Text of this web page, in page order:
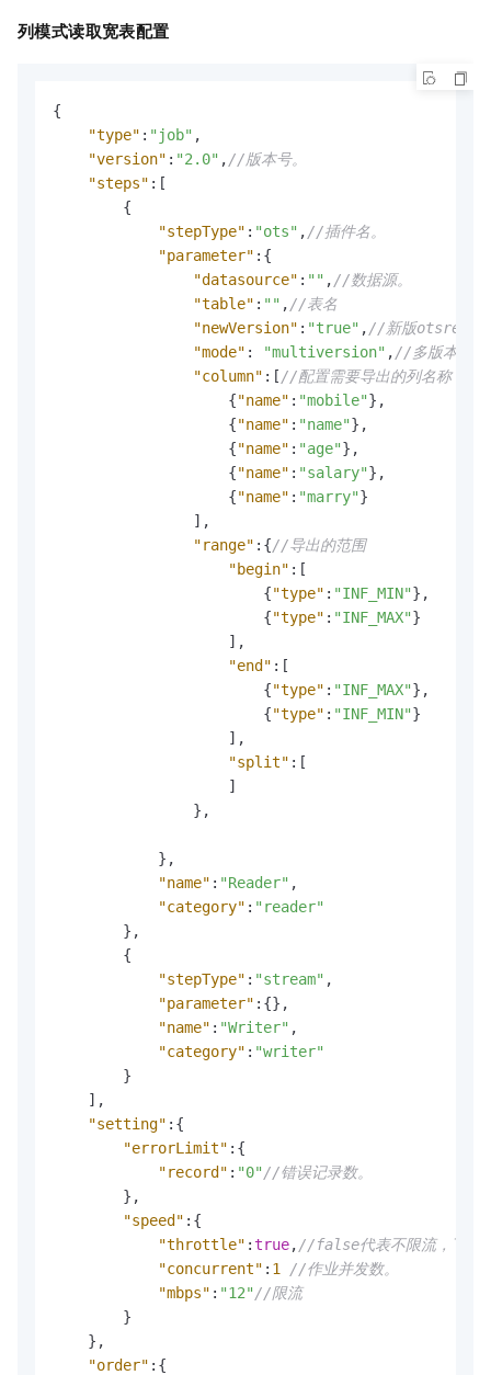
列模式读取宽表配置
{
"type" : "job" ,
"version" : "2.0" , //版本号。
"steps" : [
{
"stepType" : "ots" , //插件名。
"parameter" : {
"datasource" : "" , //数据源。
"table" : "" , //表名
"newVersion" : "true" , //新版
"mode" : "multiversion" , //多版本模式
"column" : [ //配置需要导出的列名称（必
{"name" : "mobile"} ,
{"name" : "name"} ,
{"name" : "age"} ,
{"name" : "salary"} ,
{"name" : "marry"}
] ,
"range" : {//导出的范围
"begin" : [
{"type" : "INF_MIN"} ,
{"type" : "INF_MAX"}
] ,
"end" : [
{"type" : "INF_MAX"} ,
{"type" : "INF_MIN"}
] ,
"split" : [
]
} ,
} ,
"name" : "Reader" ,
"category" : "reader"
} ,
{
"stepType" : "stream" ,
"parameter" : {} ,
"name" : "Writer" ,
"category" : "writer"
}
] ,
"setting" : {
"errorLimit" : {
"record" : "0" //错误记录数。
} ,
"speed" : {
"throttle" :true, //false代表不限流，下面
"concurrent" : 1
//作业并发数。
"mbps" : "12" //限流
}
} ,
"order" : {